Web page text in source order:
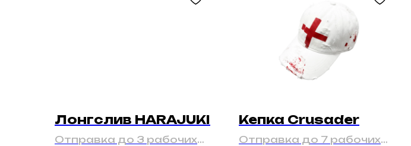
Лонгслив HARAJUKI
Отправка до 3 рабочих
Кепка Crusader
Отправка до 7 рабочих